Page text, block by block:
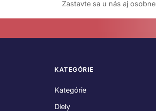
Zastavte sa u nás aj osobne
KATEGÓRIE
Kategórie
Diely